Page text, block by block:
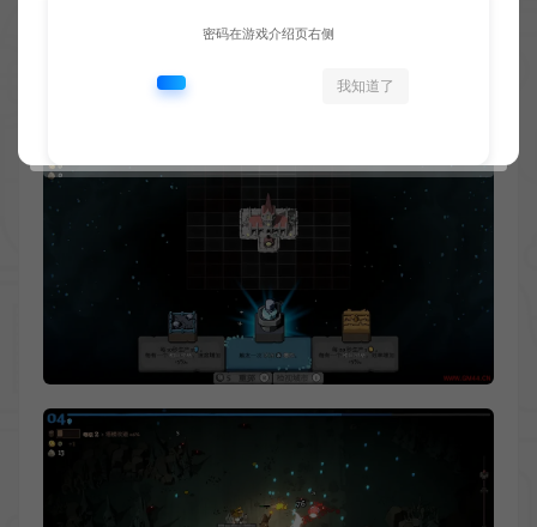
密码在游戏介绍页右侧
我知道了